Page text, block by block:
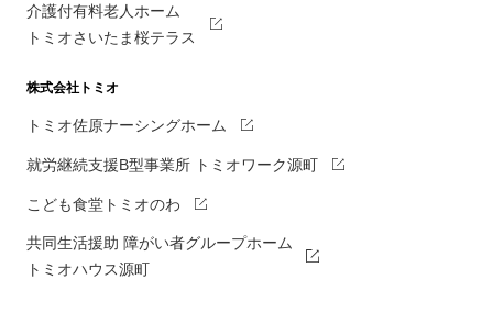
介護付有料老人ホーム
トミオさいたま桜テラス
株式会社トミオ
トミオ佐原ナーシングホーム
就労継続支援B型事業所 トミオワーク源町
こども食堂トミオのわ
共同生活援助 障がい者グループホーム
トミオハウス源町